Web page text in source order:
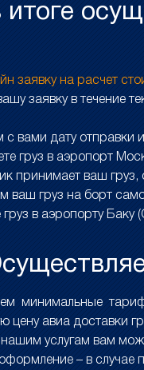
итоге
заявку на расчет
заявку в течение
с вами дату отправки
груз в аэропорт
принимает ваш
ваш груз на борт
в аэропорту Баку
минимальные
цену авиа доставки
услугам вам
– в случае